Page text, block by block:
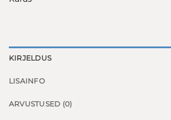
KIRJELDUS
LISAINFO
ARVUSTUSED (0)